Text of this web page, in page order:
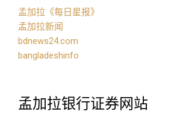
孟加拉《每日星报》
孟加拉新闻
bdnews24.com
bangladeshinfo
孟加拉银行证券网站